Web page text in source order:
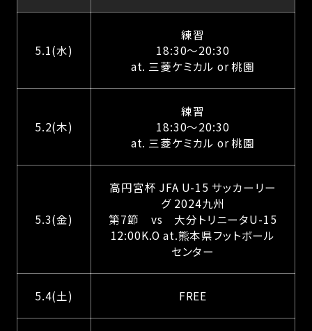
5.1(水)
練習
18:30～20:30
at. 三菱ケミカル or 桃園
5.2(木)
練習
18:30～20:30
at. 三菱ケミカル or 桃園
5.3(金)
高円宮杯 JFA U-15 サッカーリー
グ 2024九州
第7節 vs 大分トリニータU-15
12:00K.O at.熊本県フットボール
センター
5.4(土) FREE